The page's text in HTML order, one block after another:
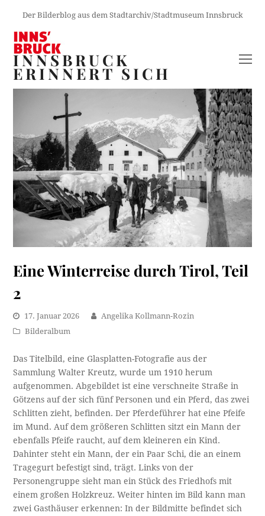
Der Bilderblog aus dem Stadtarchiv/Stadtmuseum Innsbruck
INNSBRUCK
ERINNERT SICH
Eine Winterreise durch Tirol, Teil
2
17. Januar 2026
Angelika Kollmann-Rozin
Bilderalbum
Das Titelbild, eine Glasplatten-Fotografie aus der
Sammlung Walter Kreutz, wurde um 1910 herum
aufgenommen. Abgebildet ist eine verschneite Straße in
Götzens auf der sich fünf Personen und ein Pferd, das zwei
Schlitten zieht, befinden. Der Pferdeführer hat eine Pfeife
im Mund. Auf dem größeren Schlitten sitzt ein Mann der
ebenfalls Pfeife raucht, auf dem kleineren ein Kind.
Dahinter steht ein Mann, der ein Paar Schi, die an einem
Tragegurt befestigt sind, trägt. Links von der
Personengruppe sieht man ein Stück des Friedhofs mit
einem großen Holzkreuz. Weiter hinten im Bild kann man
zwei Gasthäuser erkennen: In der Bildmitte befindet sich